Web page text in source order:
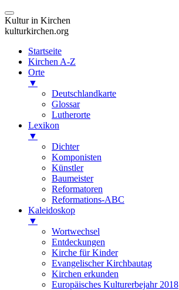
Kultur in Kirchen
kulturkirchen.org
Startseite
Kirchen A-Z
Orte
▼
Deutschlandkarte
Glossar
Lutherorte
Lexikon
▼
Dichter
Komponisten
Künstler
Baumeister
Reformatoren
Reformations-ABC
Kaleidoskop
▼
Wortwechsel
Entdeckungen
Kirche für Kinder
Evangelischer Kirchbautag
Kirchen erkunden
Europäisches Kulturerbejahr 2018